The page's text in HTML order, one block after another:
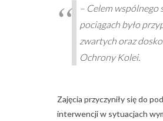
– Celem
pociągach było
zwartych oraz
Ochrony Kolei.
Zajęcia przyczyniły się do
interwencji w sytuacjach